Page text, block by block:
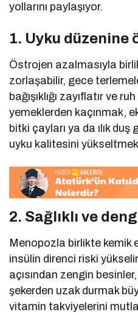
yollarını paylaşıyor.
1. Uyku düzenine
Östrojen azalmasıyla
zorlaşabilir, gece
bağışıklığı zayıflatır ve
yemeklerden kaçınmak,
bitki çayları ya da ılık
uyku kalitesini
2. Sağlıklı ve
Menopozla birlikte kemik
insülin direnci riski
açısından zengin
şekerden uzak durmak
vitamin takviyelerini